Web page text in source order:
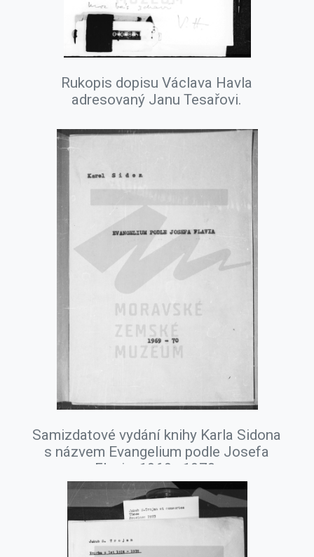
Rukopis dopisu Václava Havla
adresovaný Janu Tesařovi.
Samizdatové vydání knihy Karla Sidona
s názvem Evangelium podle Josefa
Flavia, 1969–1970.